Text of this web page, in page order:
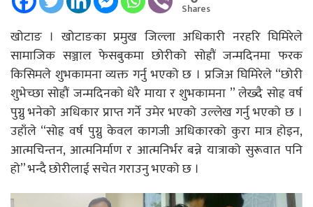
Shares
खोटाङ । खोटाङका प्रमुख जिल्ला अधिकारी नरहरि घिमिरेले
सामाजिक सञ्जाल फेसबुकमा छोरीको सोह्रौं जन्मदिनमा फरक
किसिमले शुभकामना व्यक्त गर्नु भएको छ । प्रजिअ घिमिरेले “छोरी
शुभेच्छा सोह्रौं जन्मदिनको धेरै माया र शुभकामना ” लेख्दै सोह्र वर्ष
पुग्नु भनेको अधिकार प्राप्त गर्ने उमेर भएको उल्लेख गर्नु भएको छ ।
उहाँले “सोह्र वर्ष पुग्नु केवल कागजी अधिकारको कुरा मात्र होइन,
आत्मचिन्तन, आत्मनिर्माण र आत्मनिर्भर बन्ने यात्राको सुरूवात पनि
हो” भन्दै छोरीलाई सचेत गराउनु भएको छ ।